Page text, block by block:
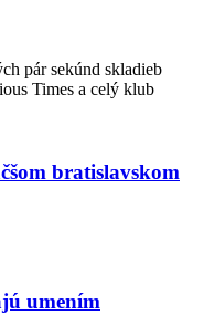
pár sekúnd skladieb
Times a celý klub
bratislavskom
umením